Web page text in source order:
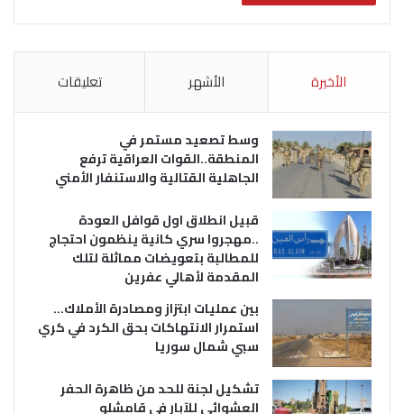
الأخيرة الأشهر تعليقات
وسط تصعيد مستمر في
المنطقة..القوات العراقية ترفع
الجاهلية القتالية والاستنفار الأمني
قبيل انطلاق اول قوافل العودة
..مهجروا سري كانية ينظمون احتجاج
للمطالبة بتعويضات مماثلة لتلك
المقدمة لأهالي عفرين
بين عمليات ابتزاز ومصادرة الأملاك…
استمرار الانتهاكات بحق الكرد في كري
سبي شمال سوريا
تشكيل لجنة للحد من ظاهرة الحفر
العشوائي للآبار في قامشلو